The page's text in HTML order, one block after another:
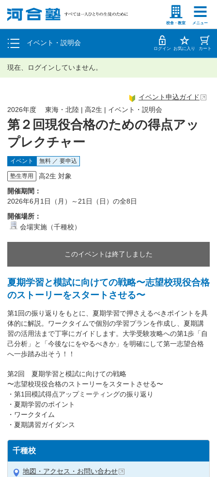
校舎・教室 メニュー
塾生の方 高等学校の先生
イベント・説明会
個別相談
体験授業 ログイン お気に入り カート
現在、ログインしていません。
第２回現役合格のための得点アッ
プレクチャー
2026年度 東海・北陸 | 高2生 | イベント・説明会
イベント申込ガイド
イベント 無料 ／ 要申込
塾生専用
高2生 対象
開催期間：
2026年6月1日（月）～21日（日）の全8日
開催場所：
会場実施（千種校）
このイベントは終了しました
夏期学習と模試に向けての戦略〜志望校現役合格
のストーリーをスタートさせる〜
第1回の振り返りをもとに、夏期学習で押さえるべきポイントを具
体的に解説。ワークタイムで個別の学習プランを作成し、夏期講
習の活用法まで丁寧にガイドします。大学受験攻略への第1歩「自
己分析」と「今後なにをやるべきか」を明確にして第一志望合格
へ一歩踏み出そう！！
第2回 夏期学習と模試に向けての戦略
〜志望校現役合格のストーリーをスタートさせる〜
・第1回模試得点アップミーティングの振り返り
・夏期学習のポイント
・ワークタイム
・夏期講習ガイダンス
千種校
地図・アクセス・お問い合わせ